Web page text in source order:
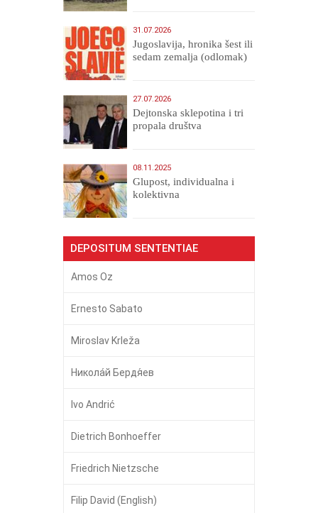
31.07.2026
Jugoslavija, hronika šest ili
sedam zemalja (odlomak)
27.07.2026
Dejtonska sklepotina i tri
propala društva
08.11.2025
Glupost, individualna i
kolektivna
DEPOSITUM SENTENTIAE
Amos Oz
Ernesto Sabato
Miroslav Krleža
Никола́й Бердя́ев
Ivo Andrić
Dietrich Bonhoeffer
Friedrich Nietzsche
Filip David (English)